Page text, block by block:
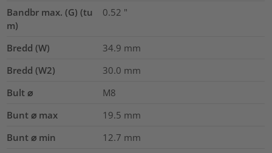
Bandbr max. (G) (tu
m)
0.52 "
Bredd (W) 34.9 mm
Bredd (W2)
30.0 mm
Bult ⌀
M8
Bunt ⌀ max
19.5 mm
Bunt ⌀ min
12.7 mm